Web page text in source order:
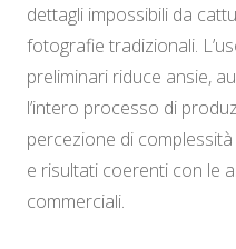
dettagli impossibili da
fotografie tradizionali.
preliminari riduce ansie,
l’intero processo di
percezione di
e risultati coerenti con le
commerciali.